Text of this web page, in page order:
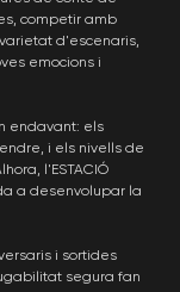
competir amb
d'escenaris,
emocions i
endavant: els
i els nivells de
l'ESTACIÓ
a desenvolupar la
i sortides
segura fan